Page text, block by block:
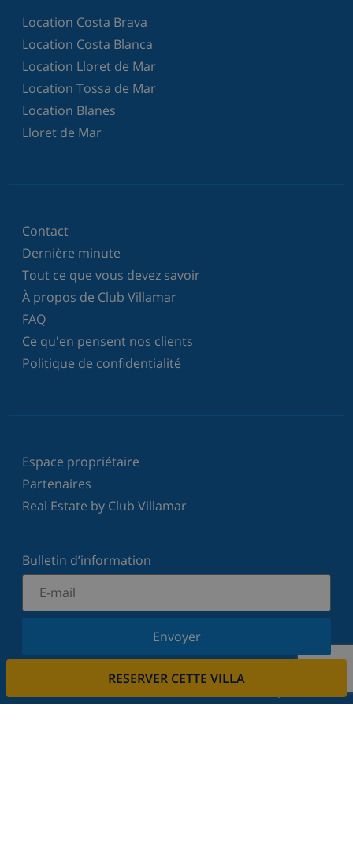
RESERVER CETTE VILLA
Location Costa Brava
Location Costa Blanca
Location Lloret de Mar
Location Tossa de Mar
Location Blanes
Lloret de Mar
Contact
Dernière minute
Tout ce que vous devez savoir
À propos de Club Villamar
FAQ
Ce qu'en pensent nos clients
Politique de confidentialité
Espace propriétaire
Partenaires
Real Estate by Club Villamar
Bulletin d’information
Envoyer
Inscrivez-vous à notre newsletter et restez informé
votre vie privée.